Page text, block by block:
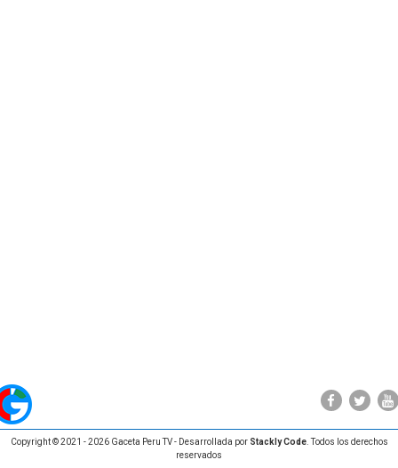
Copyright © 2021 - 2026 Gaceta Peru TV - Desarrollada por Stackly Code. Todos los derechos
reservados